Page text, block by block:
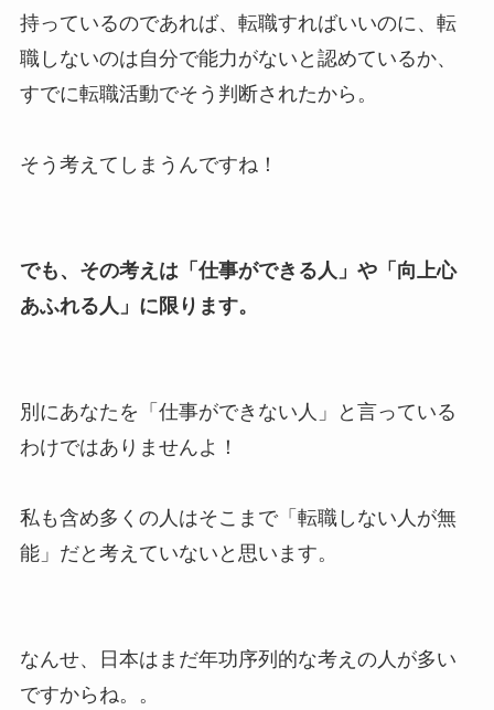
持っているのであれば、転職すればいいのに、転
職しないのは自分で能力がないと認めているか、
すでに転職活動でそう判断されたから。
そう考えてしまうんですね！
でも、その考えは「仕事ができる人」や「向上心
あふれる人」に限ります。
別にあなたを「仕事ができない人」と言っている
わけではありませんよ！
私も含め多くの人はそこまで「転職しない人が無
能」だと考えていないと思います。
なんせ、日本はまだ年功序列的な考えの人が多い
ですからね。。